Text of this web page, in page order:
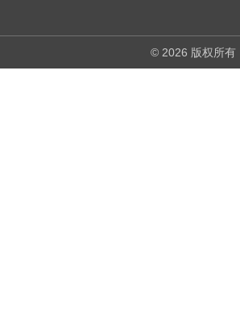
© 2026 版权所